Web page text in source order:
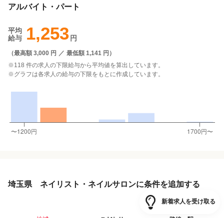
アルバイト・パート
平均
給与
1,253円
（最高額 3,000 円 ／ 最低額 1,141 円 ）
※118 件の求人の下限給与から平均値を算出しています。
※グラフは各求人の給与の下限をもとに作成しています。
埼玉県 ネイリスト・ネイルサロンに条件を追加する
新着求人を受け取る